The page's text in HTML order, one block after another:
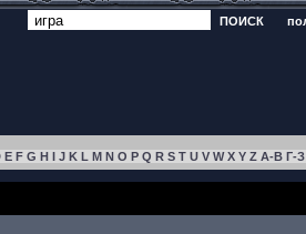
ПОИСК
E F G H I J K L M N O P Q R S T U V W X Y Z А-В Г-З